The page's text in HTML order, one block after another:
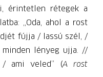
érintetlen rétegek a
„Oda, ahol a rost
fújja / lassú szél, /
lényeg ujja. //
/ ami veled” (A rost